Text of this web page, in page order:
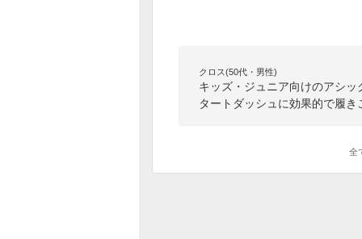
クロス(50代・男性)
キッズ・ジュニア向けのアシ
タートダッシュに効果的で履
全